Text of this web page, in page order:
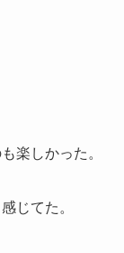
楽しかった。
じてた。